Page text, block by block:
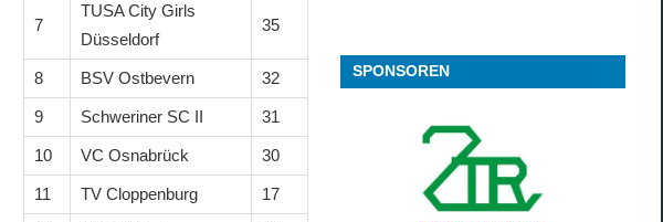
7
TUSA City Girls
Düsseldorf
35
8 BSV Ostbevern 32
9 Schweriner SC II 31
10 VC Osnabrück 30
11 TV Cloppenburg 17
SPONSOREN